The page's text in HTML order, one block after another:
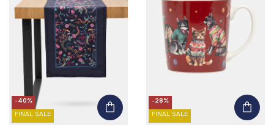
-40%
FINAL SALE
-28%
FINAL SALE